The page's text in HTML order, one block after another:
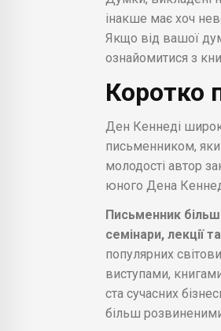
інакше має хоч
Якщо від вашої
ознайомитися з
Коротко
Ден Кеннеді
письменником,
молодості автор
юного Дена
Письменник
семінари, лекції
популярних
виступами,
ста сучасних
більш